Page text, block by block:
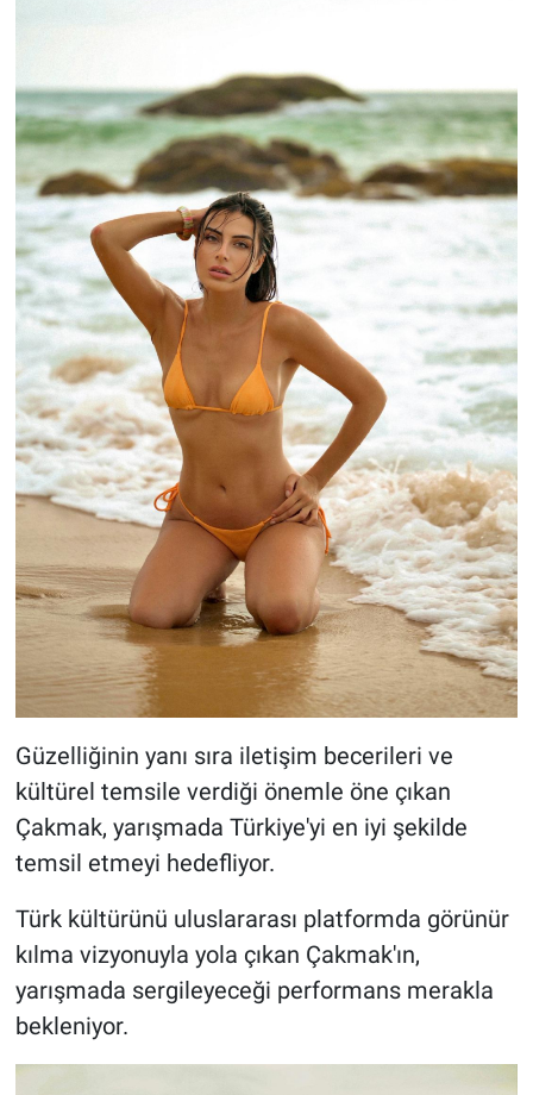
Güzelliğinin yanı sıra iletişim becerileri ve
kültürel temsile verdiği önemle öne çıkan
Çakmak, yarışmada Türkiye'yi en iyi şekilde
temsil etmeyi hedefliyor.
Türk kültürünü uluslararası platformda görünür
kılma vizyonuyla yola çıkan Çakmak'ın,
yarışmada sergileyeceği performans merakla
bekleniyor.